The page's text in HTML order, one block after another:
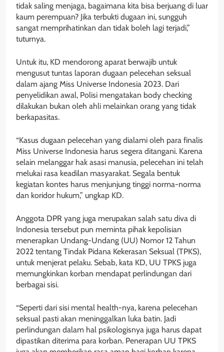
tidak saling menjaga, bagaimana kita bisa berjuang di luar
kaum perempuan? Jika terbukti dugaan ini, sungguh
sangat memprihatinkan dan tidak boleh lagi terjadi,”
tuturnya.
Untuk itu, KD mendorong aparat berwajib untuk
mengusut tuntas laporan dugaan pelecehan seksual
dalam ajang Miss Universe Indonesia 2023. Dari
penyelidikan awal, Polisi mengatakan body checking
dilakukan bukan oleh ahli melainkan orang yang tidak
berkapasitas.
“Kasus dugaan pelecehan yang dialami oleh para finalis
Miss Universe Indonesia harus segera ditangani. Karena
selain melanggar hak asasi manusia, pelecehan ini telah
melukai rasa keadilan masyarakat. Segala bentuk
kegiatan kontes harus menjunjung tinggi norma-norma
dan koridor hukum,” ungkap KD.
Anggota DPR yang juga merupakan salah satu diva di
Indonesia tersebut pun meminta pihak kepolisian
menerapkan Undang-Undang (UU) Nomor 12 Tahun
2022 tentang Tindak Pidana Kekerasan Seksual (TPKS),
untuk menjerat pelaku. Sebab, kata KD, UU TPKS juga
memungkinkan korban mendapat perlindungan dari
berbagai sisi.
“Seperti dari sisi mental health-nya, karena pelecehan
seksual pasti akan meninggalkan luka batin. Jadi
perlindungan dalam hal psikologisnya juga harus dapat
dipastikan diterima para korban. Penerapan UU TPKS